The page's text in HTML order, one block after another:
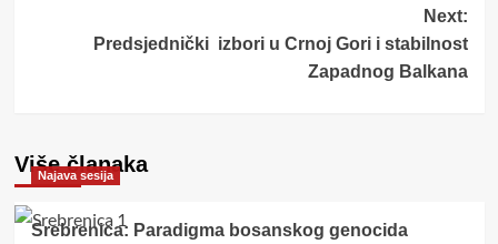
Next:
Predsjednički izbori u Crnoj Gori i stabilnost
Zapadnog Balkana
Više članaka
Najava sesija
Srebrenica: Paradigma bosanskog genocida